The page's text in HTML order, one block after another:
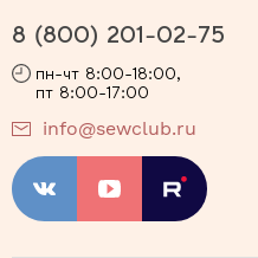
8 (800) 201-02-75
пн-чт 8:00-18:00,
пт 8:00-17:00
info@sewclub.ru